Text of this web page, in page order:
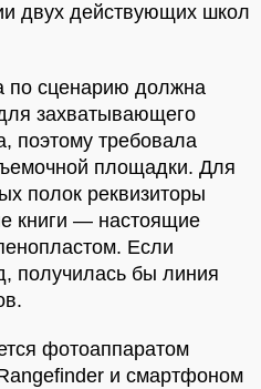
двух действующих школ
по сценарию должна
захватывающего
поэтому требовала
площадки. Для
полок реквизиторы
книги — настоящие
Если
получилась бы линия
фотоаппаратом
и смартфоном